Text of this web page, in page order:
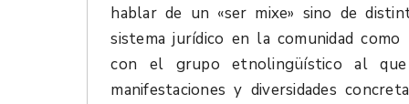
hablar de un «ser mixe» sino de
sistema jurídico en la comunidad
con el grupo etnolingüístico al que
manifestaciones y diversidades